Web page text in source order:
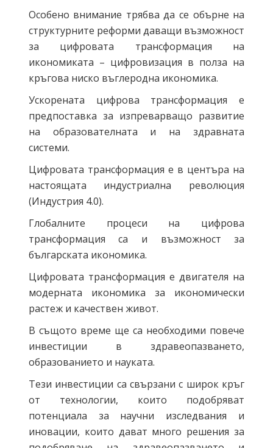
Особено внимание трябва да се обърне на
структурните реформи даващи възможност
за цифровата трансформация на
икономиката – цифровизация в полза на
кръгова ниско въглеродна икономика.
Ускорената цифрова трансформация е
предпоставка за изпреварващо развитие
на образователната и на здравната
системи.
Цифровата трансформация е в центъра на
настоящата индустриална революция
(Индустрия 4.0).
Глобалните процеси на цифрова
трансформация са и възможност за
българската икономика.
Цифровата трансформация е двигателя на
модерната икономика за икономически
растеж и качествен живот.
В същото време ще са необходими повече
инвестиции в здравеопазването,
образованието и науката.
Тези инвестиции са свързани с широк кръг
от технологии, които подобряват
потенциала за научни изследвания и
иновации, които дават много решения за